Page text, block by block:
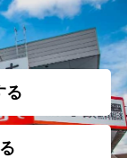
る